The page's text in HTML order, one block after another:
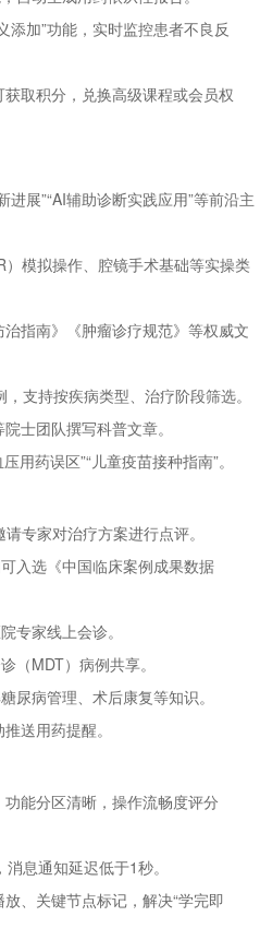
添加”功能，实时监控患者不良反
取积分，兑换高级课程或会员权
展”“AI辅助诊断实践应用”等前沿主
模拟操作、腔镜手术基础等实操类
指南》《肿瘤诊疗规范》等权威文
支持按疾病类型、治疗阶段筛选。
士团队撰写科普文章。
用药误区”“儿童疫苗接种指南”。
专家对治疗方案进行点评。
入选《中国临床案例成果数据
专家线上会诊。
（MDT）病例共享。
尿病管理、术后康复等知识。
送用药提醒。
能分区清晰，操作流畅度评分
息通知延迟低于1秒。
、关键节点标记，解决“学完即